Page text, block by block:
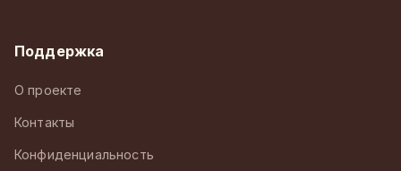
Поддержка
О проекте
Контакты
Конфиденциальность